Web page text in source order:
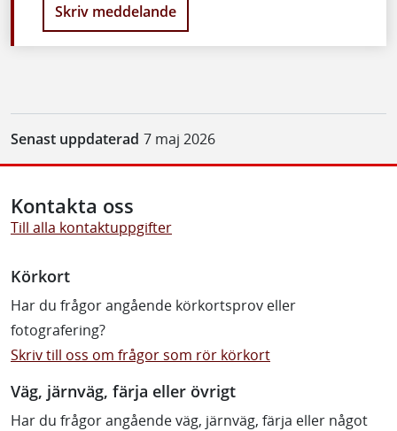
Skriv meddelande
Senast uppdaterad 7 maj 2026
Kontakta oss
Till alla kontaktuppgifter
Körkort
Har du frågor angående körkortsprov eller
fotografering?
Skriv till oss om frågor som rör körkort
Väg, järnväg, färja eller övrigt
Har du frågor angående väg, järnväg, färja eller något